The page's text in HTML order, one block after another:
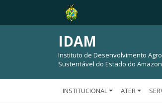
IDAM
Instituto de Desenvolvimento
Sustentável do Estado do
INSTITUCIONAL ATER